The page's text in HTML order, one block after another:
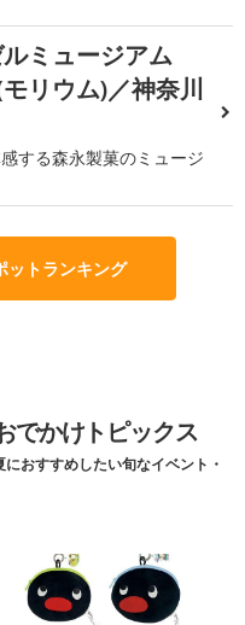
ミュージアム
リウム)／神奈川
する森永製菓のミュージ
ットランキング
でかけトピックス
おすすめしたい旬なイベント・